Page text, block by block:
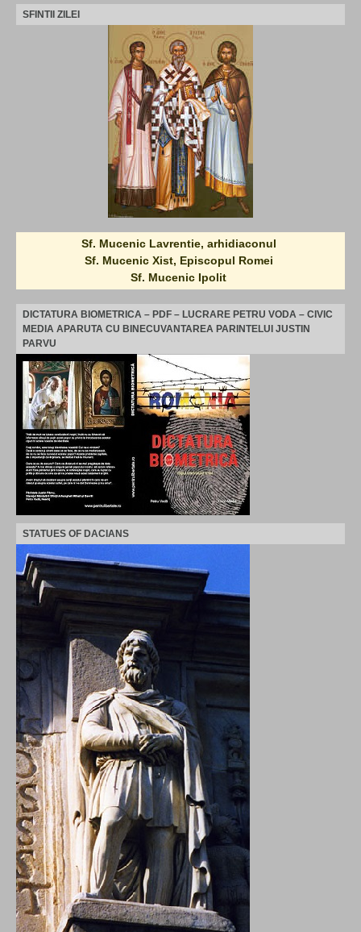
SFINTII ZILEI
Sf. Mucenic Lavrentie, arhidiaconul
Sf. Mucenic Xist, Episcopul Romei
Sf. Mucenic Ipolit
DICTATURA BIOMETRICA – PDF – LUCRARE PETRU VODA – CIVIC
MEDIA APARUTA CU BINECUVANTAREA PARINTELUI JUSTIN
PARVU
STATUES OF DACIANS